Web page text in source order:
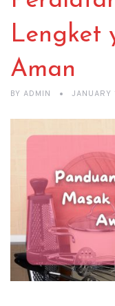
Lengket
Aman
BY ADMIN JANUARY